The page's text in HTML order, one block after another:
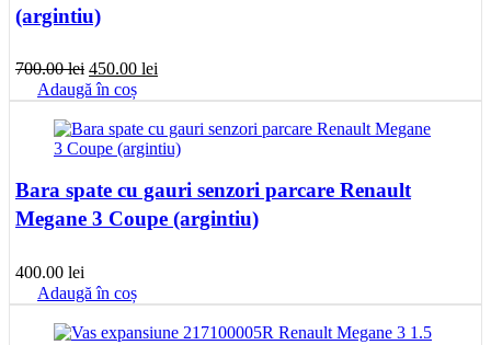
(argintiu)
700.00lei Prețul
inițial
a
fost:
700.00 lei.
450.00 lei
este:
450.00 lei.
Adaugă în coș
Bara spate cu gauri senzori parcare Renault
Megane 3 Coupe (argintiu)
400.00 lei
Adaugă în coș